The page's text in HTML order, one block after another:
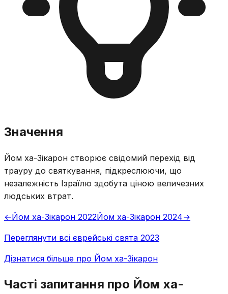
Значення
Йом ха-Зікарон створює свідомий перехід від
трауру до святкування, підкреслюючи, що
незалежність Ізраїлю здобута ціною величезних
людських втрат.
←Йом ха-Зікарон 2022Йом ха-Зікарон 2024→
Переглянути всі єврейські свята 2023
Дізнатися більше про Йом ха-Зікарон
Часті запитання про Йом ха-